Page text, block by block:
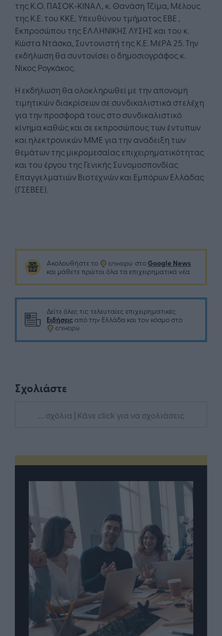
της Κ.Ο. ΠΑΣΟΚ-ΚΙΝΑΛ, κ. Θανάση Τζίμα, Μέλους
της Κ.Ε. του ΚΚΕ, Υπευθύνου τμήματος ΕΒΕ ,
Εκπροσώπου της ΕΛΛΗΝΙΚΗΣ ΛΥΣΗΣ και του κ.
Κώστα Ντάσκα, Συντονιστή της Κ.Ε. ΜέΡΑ 25. Την
εκδήλωση θα συντονίσει ο δημοσιογράφος κ.
Νίκος Ρογκάκος.
Η εκδήλωση θα ολοκληρωθεί με την απονομή
τιμητικών διακρίσεων σε συνδικαλιστικά στελέχη
για την προσφορά τους στο συνδικαλιστικό
κίνημα καθώς και σε εκπροσώπους των έντυπων
και ηλεκτρονικών ΜΜΕ για την ανάδειξη των
θεμάτων της μικρομεσαίας επιχειρηματικότητας
και του έργου της Γενικής Συνομοσπονδίας
Επαγγελματιών Βιοτεχνών και Εμπόρων Ελλάδας
(ΓΣΕΒΕΕ).
Ακολουθήστε το στο Google News
και μάθετε πρώτοι όλα τα επιχειρηματικά νέα
Δείτε όλες τις τελευταίες επιχειρηματικές
Ειδήσεις από την Ελλάδα και τον κόσμο στο
Σχολιάστε
... σχόλια | Κάνε click για να σχολιάσεις